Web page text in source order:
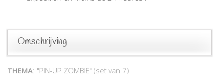
Omschrijving
THEMA: "PIN-UP ZOMBIE" (set van 7)